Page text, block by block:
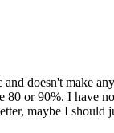
doesn't make
or 90%. I
maybe I